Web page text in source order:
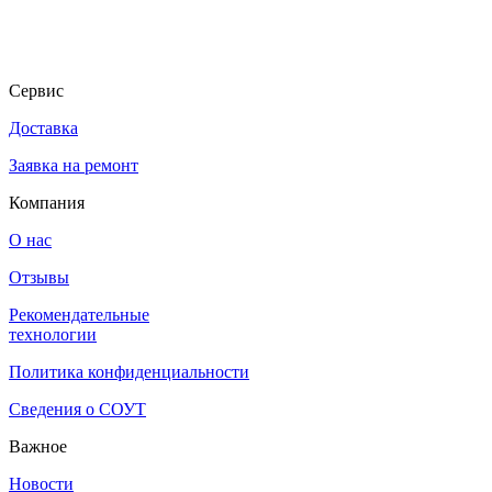
Мы предоставляем фирменную гарантию KoMo и сервисное
Электрическая мельница + зернодавилка KoMo Duett 200
В корпусе KoMo Duett 200 находятся два электрических
Чтобы приготовить полезные цельнозерновые хлопья,
Сервис
Доставка
Заявка на ремонт
Компания
О нас
Отзывы
Рекомендательные
технологии
Политика конфиденциальности
Сведения о СОУТ
Важное
Новости